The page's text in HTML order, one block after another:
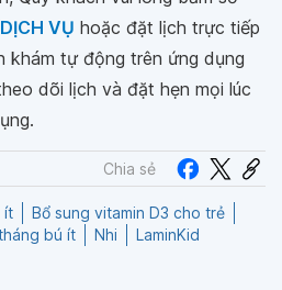
VỤ hoặc đặt lịch trực tiếp
khám tự động trên ứng dụng
dõi lịch và đặt hẹn mọi lúc
Chia sẻ
ít
Bổ sung vitamin D3 cho trẻ
bú ít Nhi LaminKid